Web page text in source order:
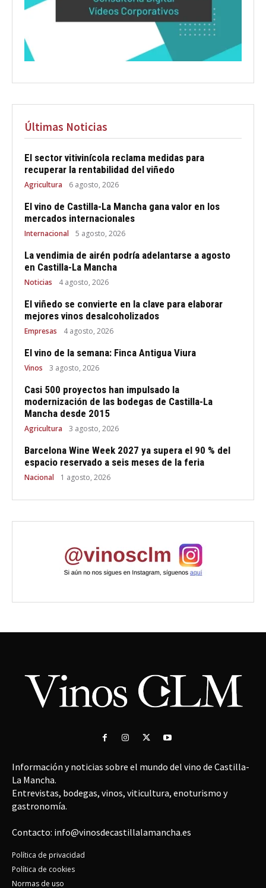
Últimas Noticias
El sector vitivinícola reclama medidas para
recuperar la rentabilidad del viñedo
Agricultura 6 agosto, 2026
El vino de Castilla-La Mancha gana valor en los
mercados internacionales
Internacional 5 agosto, 2026
La vendimia de airén podría adelantarse a agosto
en Castilla-La Mancha
Noticias 4 agosto, 2026
El viñedo se convierte en la clave para elaborar
mejores vinos desalcoholizados
Empresas 4 agosto, 2026
El vino de la semana: Finca Antigua Viura
Vinos 3 agosto, 2026
Casi 500 proyectos han impulsado la
modernización de las bodegas de Castilla-La
Mancha desde 2015
Agricultura 3 agosto, 2026
Barcelona Wine Week 2027 ya supera el 90 % del
espacio reservado a seis meses de la feria
Nacional 1 agosto, 2026
Información y noticias sobre el mundo del vino de Castilla-
La Mancha.
Entrevistas, bodegas, vinos, viticultura, enoturismo y
gastronomía.
Contacto: info@vinosdecastillalamancha.es
Política de privacidad
Política de cookies
Normas de uso